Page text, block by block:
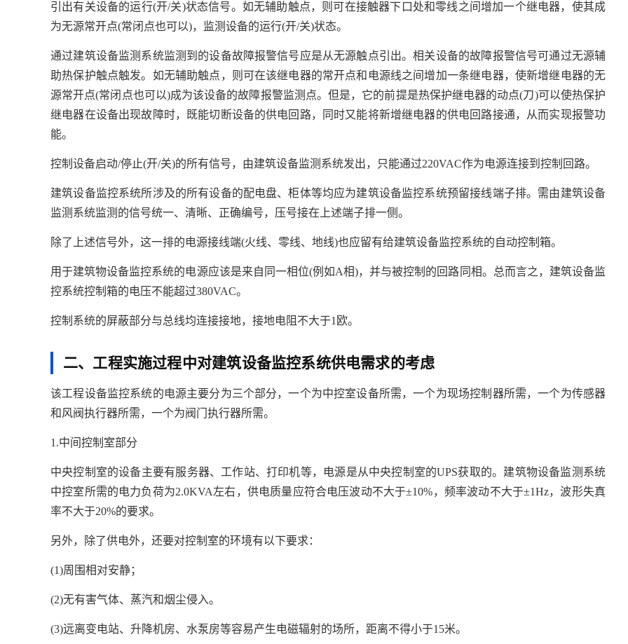
引出有关设备的运行(开/关)状态信号。如无辅助触点，则可在接触器下口处和零线之间增加一个继电器，使其成
为无源常开点(常闭点也可以)，监测设备的运行(开/关)状态。
通过建筑设备监测系统监测到的设备故障报警信号应是从无源触点引出。相关设备的故障报警信号可通过无源辅
助热保护触点触发。如无辅助触点，则可在该继电器的常开点和电源线之间增加一条继电器，使新增继电器的无
源常开点(常闭点也可以)成为该设备的故障报警监测点。但是，它的前提是热保护继电器的动点(刀)可以使热保护
继电器在设备出现故障时，既能切断设备的供电回路，同时又能将新增继电器的供电回路接通，从而实现报警功
能。
控制设备启动/停止(开/关)的所有信号，由建筑设备监测系统发出，只能通过220VAC作为电源连接到控制回路。
建筑设备监控系统所涉及的所有设备的配电盘、柜体等均应为建筑设备监控系统预留接线端子排。需由建筑设备
监测系统监测的信号统一、清晰、正确编号，压号接在上述端子排一侧。
除了上述信号外，这一排的电源接线端(火线、零线、地线)也应留有给建筑设备监控系统的自动控制箱。
用于建筑物设备监控系统的电源应该是来自同一相位(例如A相)，并与被控制的回路同相。总而言之，建筑设备监
控系统控制箱的电压不能超过380VAC。
控制系统的屏蔽部分与总线均连接接地，接地电阻不大于1欧。
二、工程实施过程中对建筑设备监控系统供电需求的考虑
该工程设备监控系统的电源主要分为三个部分，一个为中控室设备所需，一个为现场控制器所需，一个为传感器
和风阀执行器所需，一个为阀门执行器所需。
1.中间控制室部分
中央控制室的设备主要有服务器、工作站、打印机等，电源是从中央控制室的UPS获取的。建筑物设备监测系统
中控室所需的电力负荷为2.0KVA左右，供电质量应符合电压波动不大于±10%，频率波动不大于±1Hz，波形失真
率不大于20%的要求。
另外，除了供电外，还要对控制室的环境有以下要求：
(1)周围相对安静；
(2)无有害气体、蒸汽和烟尘侵入。
(3)远离变电站、升降机房、水泵房等容易产生电磁辐射的场所，距离不得小于15米。